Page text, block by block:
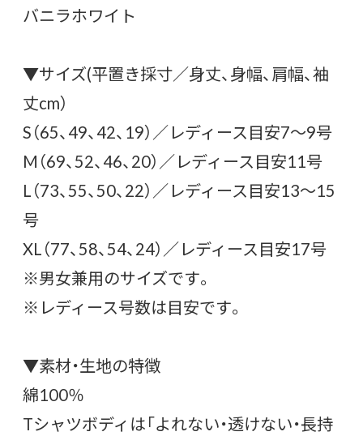
バニラホワイト
▼サイズ(平置き採寸／身丈、身幅、肩幅、袖
丈cm）
S（65、49、42、19）／レディース目安7〜9号
M（69、52、46、20）／レディース目安11号
L（73、55、50、22）／レディース目安13〜15
号
XL（77、58、54、24）／レディース目安17号
※男女兼用のサイズです。
※レディース号数は目安です。
▼素材・生地の特徴
綿100％
Tシャツボディは「よれない・透けない・長持